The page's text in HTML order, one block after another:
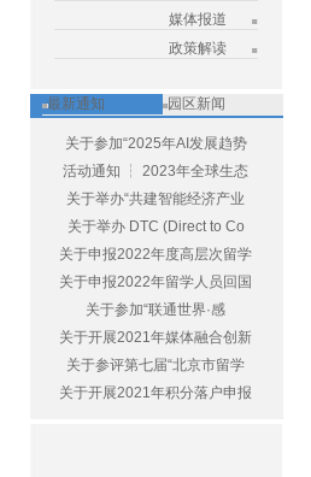
媒体报道
政策解读
最新通知 园区新闻
关于参加“2025年AI发展趋势
活动通知 ┆ 2023年全球生态
关于举办“共建智能经济产业
关于举办 DTC (Direct to Co
关于申报2022年度高层次留学
关于申报2022年留学人员回国
关于参加“联通世界·感
关于开展2021年媒体融合创新
关于参评第七届“北京市留学
关于开展2021年积分落户申报